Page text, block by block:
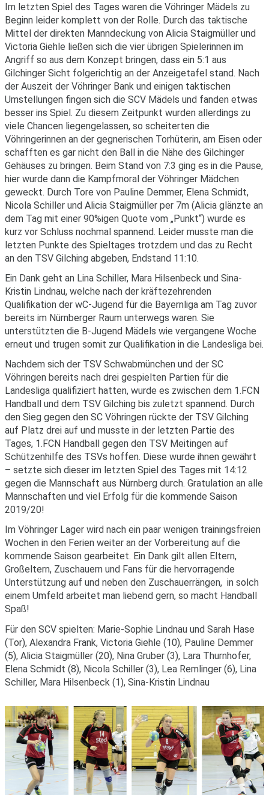
Im letzten Spiel des Tages waren die Vöhringer Mädels zu
Beginn leider komplett von der Rolle. Durch das taktische
Mittel der direkten Manndeckung von Alicia Staigmüller und
Victoria Giehle ließen sich die vier übrigen Spielerinnen im
Angriff so aus dem Konzept bringen, dass ein 5:1 aus
Gilchinger Sicht folgerichtig an der Anzeigetafel stand. Nach
der Auszeit der Vöhringer Bank und einigen taktischen
Umstellungen fingen sich die SCV Mädels und fanden etwas
besser ins Spiel. Zu diesem Zeitpunkt wurden allerdings zu
viele Chancen liegengelassen, so scheiterten die
Vöhringerinnen an der gegnerischen Torhüterin, am Eisen oder
schafften es gar nicht den Ball in die Nähe des Gilchinger
Gehäuses zu bringen. Beim Stand von 7:3 ging es in die Pause,
hier wurde dann die Kampfmoral der Vöhringer Mädchen
geweckt. Durch Tore von Pauline Demmer, Elena Schmidt,
Nicola Schiller und Alicia Staigmüller per 7m (Alicia glänzte an
dem Tag mit einer 90%igen Quote vom „Punkt“) wurde es
kurz vor Schluss nochmal spannend. Leider musste man die
letzten Punkte des Spieltages trotzdem und das zu Recht
an den TSV Gilching abgeben, Endstand 11:10.
Ein Dank geht an Lina Schiller, Mara Hilsenbeck und Sina-
Kristin Lindnau, welche nach der kräftezehrenden
Qualifikation der wC-Jugend für die Bayernliga am Tag zuvor
bereits im Nürnberger Raum unterwegs waren. Sie
unterstützten die B-Jugend Mädels wie vergangene Woche
erneut und trugen somit zur Qualifikation in die Landesliga bei.
Nachdem sich der TSV Schwabmünchen und der SC
Vöhringen bereits nach drei gespielten Partien für die
Landesliga qualifiziert hatten, wurde es zwischen dem 1.FCN
Handball und dem TSV Gilching bis zuletzt spannend. Durch
den Sieg gegen den SC Vöhringen rückte der TSV Gilching
auf Platz drei auf und musste in der letzten Partie des
Tages, 1.FCN Handball gegen den TSV Meitingen auf
Schützenhilfe des TSVs hoffen. Diese wurde ihnen gewährt
– setzte sich dieser im letzten Spiel des Tages mit 14:12
gegen die Mannschaft aus Nürnberg durch. Gratulation an alle
Mannschaften und viel Erfolg für die kommende Saison
2019/20!
Im Vöhringer Lager wird nach ein paar wenigen trainingsfreien
Wochen in den Ferien weiter an der Vorbereitung auf die
kommende Saison gearbeitet. Ein Dank gilt allen Eltern,
Großeltern, Zuschauern und Fans für die hervorragende
Unterstützung auf und neben den Zuschauerrängen, in solch
einem Umfeld arbeitet man liebend gern, so macht Handball
Spaß!
Für den SCV spielten: Marie-Sophie Lindnau und Sarah Hase
(Tor), Alexandra Frank, Victoria Giehle (10), Pauline Demmer
(5), Alicia Staigmüller (20), Nina Gruber (3), Lara Thurnhofer,
Elena Schmidt (8), Nicola Schiller (3), Lea Remlinger (6), Lina
Schiller, Mara Hilsenbeck (1), Sina-Kristin Lindnau